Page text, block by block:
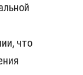
что